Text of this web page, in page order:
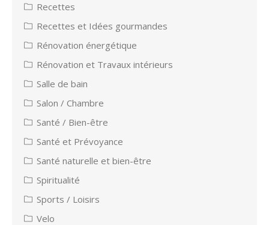
Recettes
Recettes et Idées gourmandes
Rénovation énergétique
Rénovation et Travaux intérieurs
Salle de bain
Salon / Chambre
Santé / Bien-être
Santé et Prévoyance
Santé naturelle et bien-être
Spiritualité
Sports / Loisirs
Velo